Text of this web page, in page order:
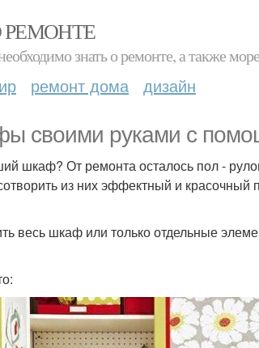
РЕМОНТЕ
знать о ремонте, а также
ремонт дома дизайн
своими руками с
шкаф? От ремонта осталось пол -
из них эффектный и красочный
весь шкаф или только отдельные